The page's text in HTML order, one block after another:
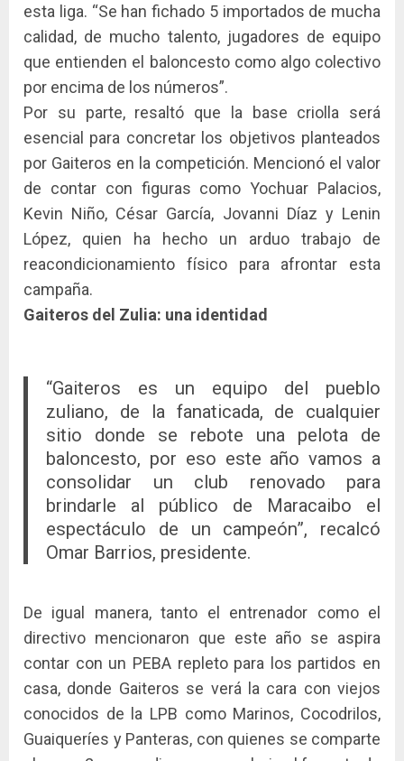
esta liga. “Se han fichado 5 importados de mucha
calidad, de mucho talento, jugadores de equipo
que entienden el baloncesto como algo colectivo
por encima de los números”.
Por su parte, resaltó que la base criolla será
esencial para concretar los objetivos planteados
por Gaiteros en la competición. Mencionó el valor
de contar con figuras como Yochuar Palacios,
Kevin Niño, César García, Jovanni Díaz y Lenin
López, quien ha hecho un arduo trabajo de
reacondicionamiento físico para afrontar esta
campaña.
Gaiteros del Zulia: una identidad
“Gaiteros es un equipo del pueblo
zuliano, de la fanaticada, de cualquier
sitio donde se rebote una pelota de
baloncesto, por eso este año vamos a
consolidar un club renovado para
brindarle al público de Maracaibo el
espectáculo de un campeón”, recalcó
Omar Barrios, presidente.
De igual manera, tanto el entrenador como el
directivo mencionaron que este año se aspira
contar con un PEBA repleto para los partidos en
casa, donde Gaiteros se verá la cara con viejos
conocidos de la LPB como Marinos, Cocodrilos,
Guaiqueríes y Panteras, con quienes se comparte